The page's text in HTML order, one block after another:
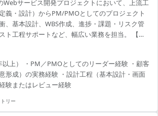
Webサービス開発プロジェクトにおいて、上流工
義・設計）からPM/PMOとしてのプロジェクト
、基本設計、WBS作成、進捗・課題・リスク管
ト工程サポートなど、幅広い業務を担当。 【技
以上） ・PM／PMOとしてのリーダー経験 ・顧客
形成）の実務経験 ・設計工程（基本設計・画面
験またはレビュー経験
リー